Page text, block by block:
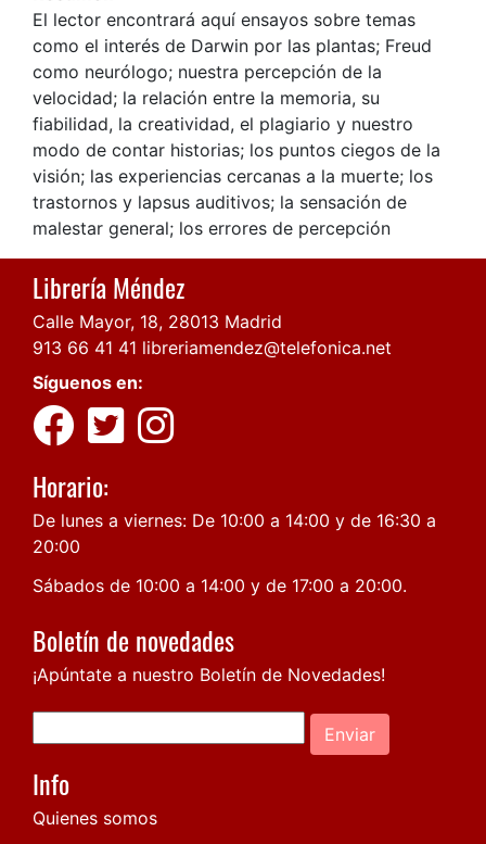
El lector encontrará aquí ensayos sobre temas
como el interés de Darwin por las plantas; Freud
como neurólogo; nuestra percepción de la
velocidad; la relación entre la memoria, su
fiabilidad, la creatividad, el plagiario y nuestro
modo de contar historias; los puntos ciegos de la
visión; las experiencias cercanas a la muerte; los
trastornos y lapsus auditivos; la sensación de
malestar general; los errores de percepción
Librería Méndez
Calle Mayor, 18, 28013 Madrid
913 66 41 41 libreriamendez@telefonica.net
Síguenos en:
Horario:
De lunes a viernes: De 10:00 a 14:00 y de 16:30 a
20:00
Sábados de 10:00 a 14:00 y de 17:00 a 20:00.
Boletín de novedades
¡Apúntate a nuestro Boletín de Novedades!
Enviar
Info
Quienes somos